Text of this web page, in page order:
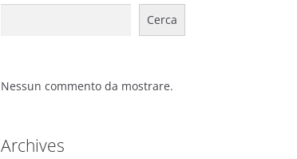
Cerca
Nessun commento da mostrare.
Archives